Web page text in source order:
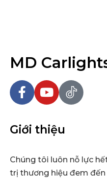
MD
Giới thiệu
Chúng tôi luôn nỗ lực
trị thương hiệu đem